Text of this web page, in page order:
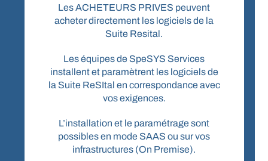
Les ACHETEURS PRIVES peuvent
acheter directement les logiciels de la
Suite Resital.
Les équipes de SpeSYS Services
installent et paramètrent les logiciels de
la Suite ReSItal en correspondance avec
vos exigences.
L’installation et le paramétrage sont
possibles en mode SAAS ou sur vos
infrastructures (On Premise).